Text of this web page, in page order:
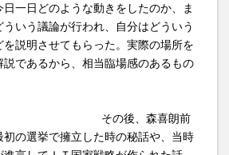
一日どのような動きをしたのか、ま
いう議論が行われ、自分はどういう
説明させてもらった。実際の場所を
であるから、相当臨場感のあるもの
その後、森喜朗前
の選挙で擁立した時の秘話や、当時